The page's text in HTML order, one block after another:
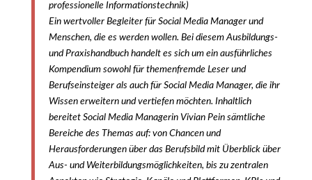
professionelle Informationstechnik)
Ein wertvoller Begleiter für Social Media Manager und
Menschen, die es werden wollen. Bei diesem Ausbildungs-
und Praxishandbuch handelt es sich um ein ausführliches
Kompendium sowohl für themenfremde Leser und
Berufseinsteiger als auch für Social Media Manager, die ihr
Wissen erweitern und vertiefen möchten. Inhaltlich
bereitet Social Media Managerin Vivian Pein sämtliche
Bereiche des Themas auf: von Chancen und
Herausforderungen über das Berufsbild mit Überblick über
Aus- und Weiterbildungsmöglichkeiten, bis zu zentralen